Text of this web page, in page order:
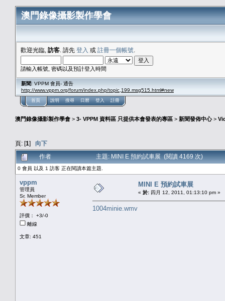
澳門錄像攝影製作學會
歡迎光臨, 訪客 . 請先 登入 或 註冊一個帳號
請輸入帳號, 密碼以及預計登入時間
新聞: VPPM 會員- 通告
http://www.vppm.org/forum/index.php/topic,199.msg515.html#new
首頁 說明 搜尋 日曆 登入 註冊
澳門錄像攝影製作學會 > 3- VPPM 資料區 只提供本會發表的專區 > 新聞發佈中心>
頁: [1] 向下
作者
主題: MINI E 預約試車展 (閱讀 4169 次)
0 會員 以及 1 訪客 正在閱讀本篇主題.
vppm
管理員
Sr. Member
評價： +3/-0
離線
文章: 451
MINI E 預約試車展
« 於: 四月 12, 2011, 01:13:10 pm »
1004minie.wmv